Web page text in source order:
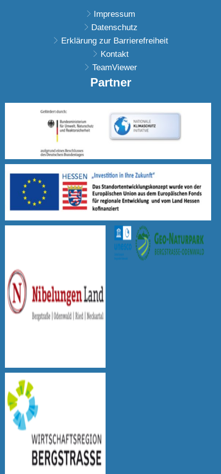
Impressum
Datenschutz
Erklärung zur Barrierefreiheit
Kontakt
TeamViewer
Partner